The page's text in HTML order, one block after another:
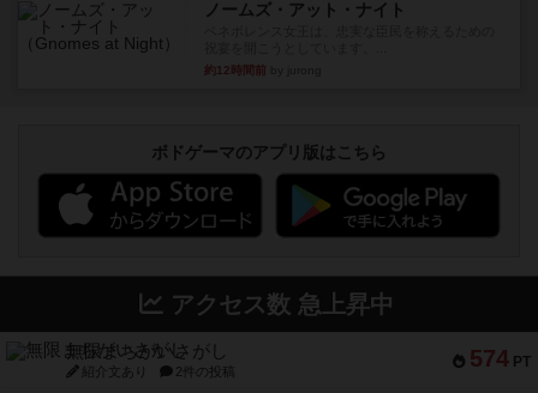
ノームズ・アット・ナイト
約12時間前
ボドゲーマのアプリ版はこちら
アクセス数 急上昇中
574 PT
無限まちがいさがし
紹介文あり 2件の投稿